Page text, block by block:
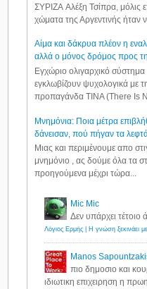
ΣΥΡΙΖΑ Αλέξη Τσίπρα, μόλις
χώματα της Αργεντινής ήταν
Αίμα και δάκρυα πλέον η
αλλά ο μόνος δρόμος προς
Εγχώριο ολιγαρχικό σύστημα
εγκλωβίζουν ψυχολογικά με
προπαγάνδα TINA (There Is
Μνημόνια: Ποια μέτρα
δάνεισαν, πού πήγαν τα
Μιας και περιμένουμε απο
μνημόνιο , ας δούμε όλα τα
προηγούμενα μέχρι τώρα...
Mic Mic
Δεν υπάρχει
Manos
πιο δημοσιο και
ιδιωτικη επιχειρηση η